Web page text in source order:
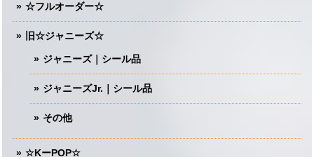
☆フルオーダー☆
旧☆ジャニーズ☆
ジャニーズ｜シール品
ジャニーズJr.｜シール品
その他
☆KーPOP☆